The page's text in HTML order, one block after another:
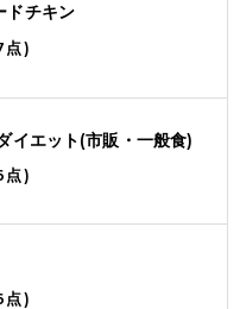
ドチキン
点)
イエット(市販・一般食)
点)
点)